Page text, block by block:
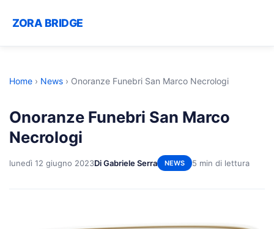
ZORA BRIDGE
Home › News › Onoranze Funebri San Marco Necrologi
Onoranze Funebri San Marco
Necrologi
lunedì 12 giugno 2023Di Gabriele Serra NEWS 5 min di lettura